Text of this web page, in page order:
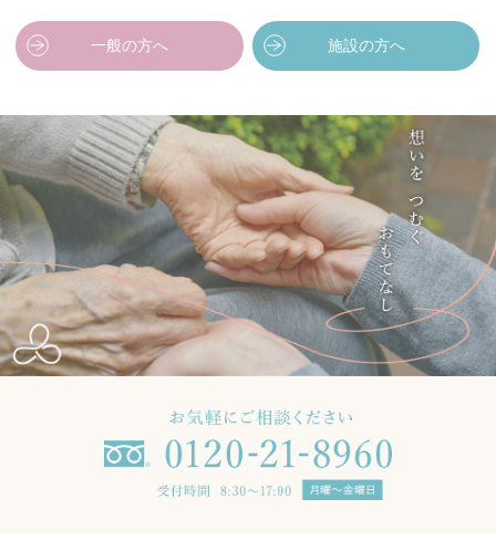
一般の方へ 施設の方へ